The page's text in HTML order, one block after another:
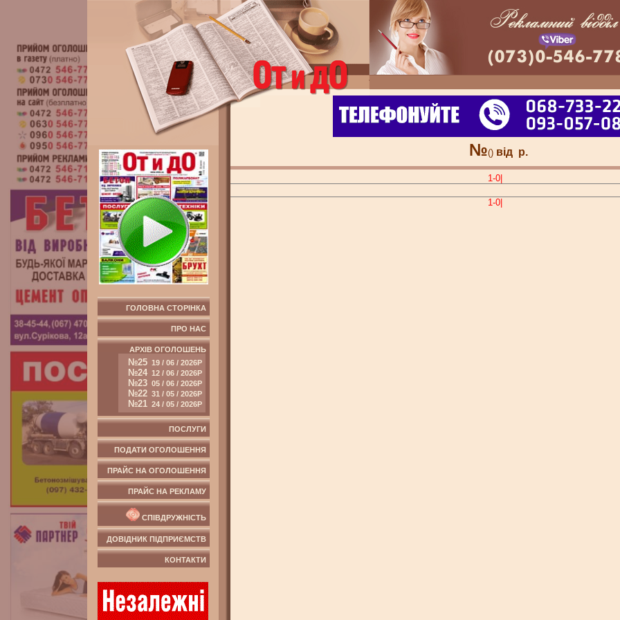
ГОЛОВНА СТОРІНКА
ПРО НАС
АРХІВ ОГОЛОШЕНЬ
№25 19 / 06 / 2026Р
№24 12 / 06 / 2026Р
№23 05 / 06 / 2026Р
№22 31 / 05 / 2026Р
№21 24 / 05 / 2026Р
ПОСЛУГИ
ПОДАТИ ОГОЛОШЕННЯ
ПРАЙС НА ОГОЛОШЕННЯ
ПРАЙС НА РЕКЛАМУ
СПІВДРУЖНІСТЬ
ДОВІДНИК ПІДПРИЄМСТВ
КОНТАКТИ
№() від р.
1-0|
1-0|